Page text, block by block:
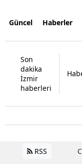
Güncel Haberler
Son
dakika
İzmir
haberleri
RSS